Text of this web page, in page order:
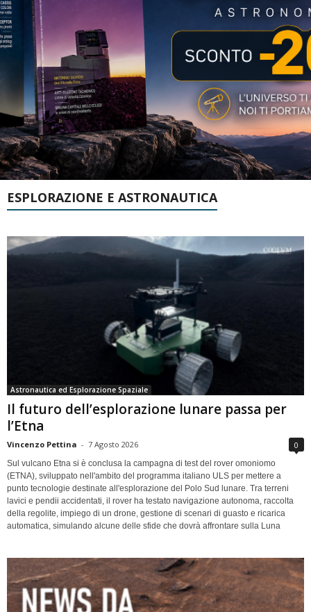
ESPLORAZIONE E ASTRONAUTICA
Astronautica ed Esplorazione Spaziale
Il futuro dell’esplorazione lunare passa per
l’Etna
Vincenzo Pettina - 7 Agosto 2026 0
Sul vulcano Etna si è conclusa la campagna di test del rover omoniomo
(ETNA), sviluppato nell'ambito del programma italiano ULS per mettere a
punto tecnologie destinate all'esplorazione del Polo Sud lunare. Tra terreni
lavici e pendii accidentati, il rover ha testato navigazione autonoma, raccolta
della regolite, impiego di un drone, gestione di scenari di guasto e ricarica
automatica, simulando alcune delle sfide che dovrà affrontare sulla Luna